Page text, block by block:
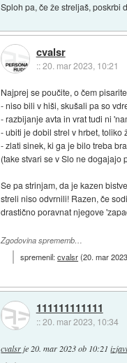
Sploh pa, če že streljaš, poskrbi
cvalsr
::20. mar 2023, 10:21
Najprej se poučite, o čem
- niso bili v hiši, skušali pa so
- razbijanje avta in vrat tudi ni
- ubiti je dobil strel v hrbet, toliko
- zlati sinek, ki ga je bilo treba
(take stvari se v Slo ne dogajajo
Se pa strinjam, da je kazen
streli niso odvrnili! Razen, če
drastično poravnat njegove
Zgodovina sprememb…
spremenil:cvalsr(20. mar
111111111111
::20. mar 2023, 10:34
cvalsr je 20. mar 2023 ob 10:21